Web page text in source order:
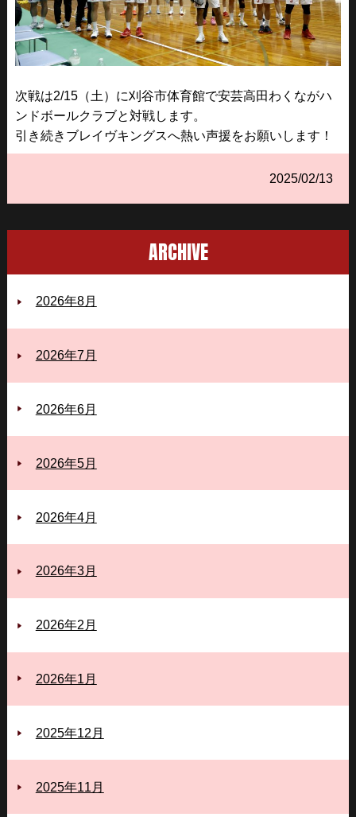
次戦は2/15（土）に刈谷市体育館で安芸高田わくながハ
ンドボールクラブと対戦します。
引き続きブレイヴキングスへ熱い声援をお願いします！
2025/02/13
ARCHIVE
2026年8月
2026年7月
2026年6月
2026年5月
2026年4月
2026年3月
2026年2月
2026年1月
2025年12月
2025年11月